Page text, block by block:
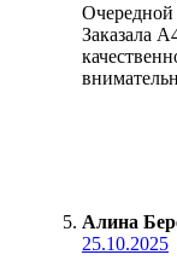
Очередной
Заказала
Алина
25.10.2025